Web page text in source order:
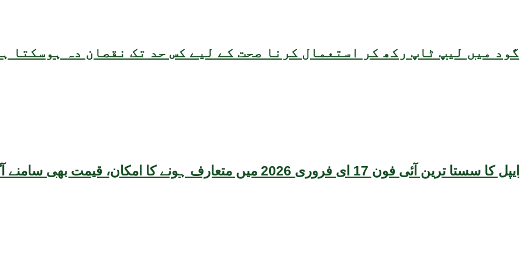
گود میں لیپ ٹاپ رکھ کر استعمال کرنا صحت کے لیے کس حد تک نقصان دہ ہوسکتا
ایپل کا سستا ترین آئی فون 17 ای فروری 2026 میں متعارف ہونے کا امکان، قیمت بھی سامنے آگئی